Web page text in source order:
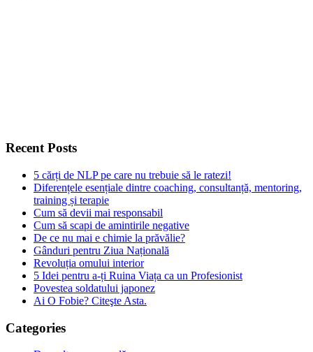
Recent Posts
5 cărți de NLP pe care nu trebuie să le ratezi!
Diferențele esențiale dintre coaching, consultanță, mentoring,
training și terapie
Cum să devii mai responsabil
Cum să scapi de amintirile negative
De ce nu mai e chimie la prăvălie?
Gânduri pentru Ziua Națională
Revoluția omului interior
5 Idei pentru a-ți Ruina Viața ca un Profesionist
Povestea soldatului japonez
Ai O Fobie? Citeşte Asta.
Categories